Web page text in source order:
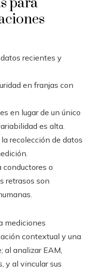
recientes y
en franjas con
en lugar de un único
es alta.
recolección de datos
conductores o
retrasos son
mediciones
contextual y una
analizar EAM,
y al vincular sus